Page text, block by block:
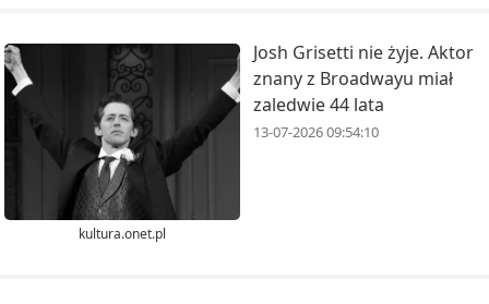
kultura.onet.pl
Josh Grisetti nie żyje. Aktor
znany z Broadwayu miał
zaledwie 44 lata
13-07-2026 09:54:10